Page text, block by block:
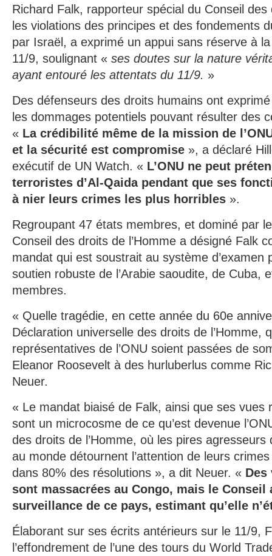
Richard Falk, rapporteur spécial du Conseil des
les violations des principes et des fondements
par Israël, a exprimé un appui sans réserve à
11/9, soulignant « ses doutes sur la nature
ayant entouré les attentats du 11/9. »
Des défenseurs des droits humains ont
les dommages potentiels pouvant résulter des
« La crédibilité même de la mission de
et la sécurité est compromise », a déclaré
exécutif de UN Watch. « L’ONU ne peut
terroristes d’Al-Qaida pendant que ses
à nier leurs crimes les plus horribles ».
Regroupant 47 états membres, et dominé par
Conseil des droits de l’Homme a désigné Falk
mandat qui est soustrait au système d’examen
soutien robuste de l’Arabie saoudite, de Cuba,
membres.
« Quelle tragédie, en cette année du 60e
Déclaration universelle des droits de l’Homme,
représentatives de l’ONU soient passées de
Eleanor Roosevelt à des hurluberlus comme
Neuer.
« Le mandat biaisé de Falk, ainsi que ses vues
sont un microcosme de ce qu’est devenue
des droits de l’Homme, où les pires agresseurs
au monde détournent l’attention de leurs
dans 80% des résolutions », a dit Neuer. « Des
sont massacrées au Congo, mais le Conseil
surveillance de ce pays, estimant qu’elle
Élaborant sur ses écrits antérieurs sur le 11/9,
l’effondrement de l’une des tours du World